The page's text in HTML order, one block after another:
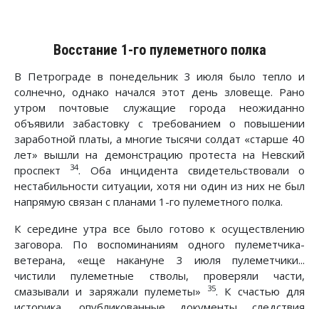
Восстание 1-го пулеметного полка
В Петрограде в понедельник 3 июля было тепло и
солнечно, однако начался этот день зловеще. Рано
утром почтовые служащие города неожиданно
объявили забастовку с требованием о повышении
заработной платы, а многие тысячи солдат «старше 40
лет» вышли на демонстрацию протеста на Невский
проспект
34. Оба инцидента свидетельствовали о
нестабильности ситуации, хотя ни один из них не был
напрямую связан с планами 1-го пулеметного полка.
К середине утра все было готово к осуществлению
заговора. По воспоминаниям одного пулеметчика-
ветерана, «еще накануне 3 июля пулеметчики...
чистили пулеметные стволы, проверяли части,
смазывали и заряжали пулеметы» 35. К счастью для